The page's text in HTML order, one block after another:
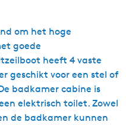
om het hoge
goede
heeft 4 vaste
geschikt voor een stel of
badkamer cabine is
elektrisch toilet. Zowel
de badkamer kunnen